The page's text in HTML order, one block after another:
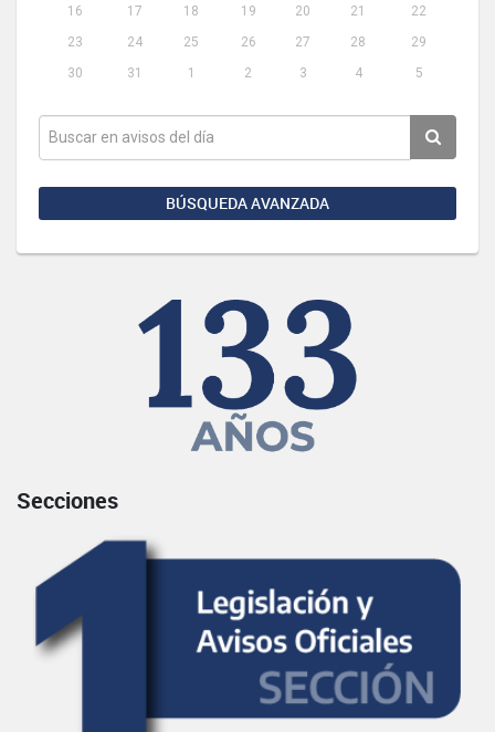
16
17 18 19 20 21
22
23
24 25 26 27 28
29
30
31 1 2 3 4 5
BÚSQUEDA AVANZADA
Secciones